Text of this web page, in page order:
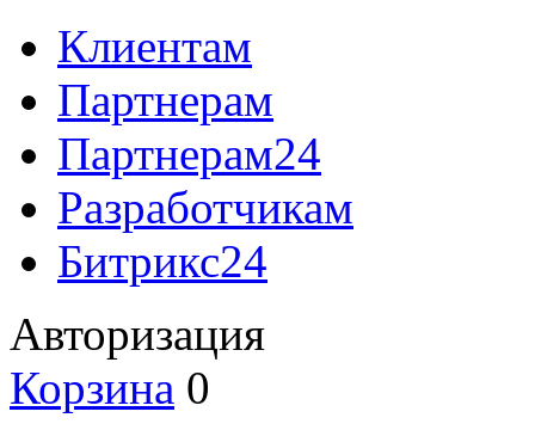
Клиентам
Партнерам
Партнерам24
Разработчикам
Битрикс24
Авторизация
Корзина 0